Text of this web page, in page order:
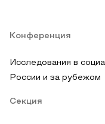
Конференция
Исследования в
России и за рубежом
Секция